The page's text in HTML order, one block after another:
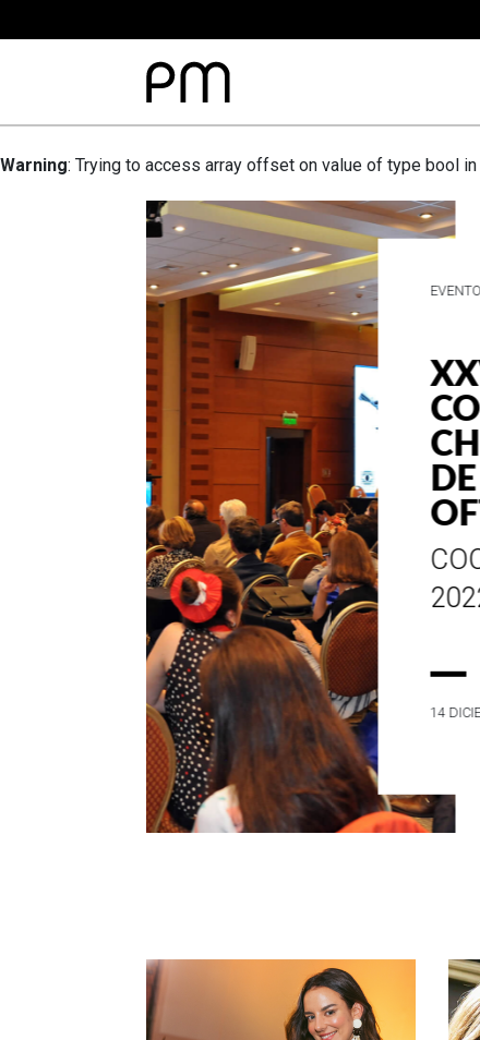
Warning: Trying to access array offset on value of type bool in